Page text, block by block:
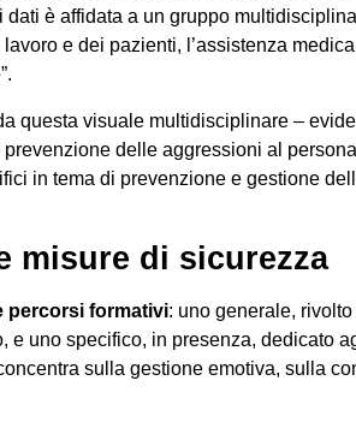
dati è affidata a un gruppo
e dei pazienti, l’assistenza
questa visuale multidisciplinare –
delle aggressioni al
in tema di prevenzione e gestione
misure di sicurezza
percorsi formativi: uno generale,
e uno specifico, in presenza, dedicato
sulla gestione emotiva, sulla